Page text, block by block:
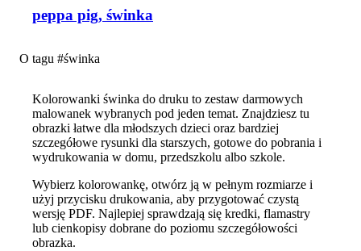
peppa pig, świnka
O tagu #świnka
Kolorowanki świnka do druku to zestaw darmowych
malowanek wybranych pod jeden temat. Znajdziesz tu
obrazki łatwe dla młodszych dzieci oraz bardziej
szczegółowe rysunki dla starszych, gotowe do pobrania i
wydrukowania w domu, przedszkolu albo szkole.
Wybierz kolorowankę, otwórz ją w pełnym rozmiarze i
użyj przycisku drukowania, aby przygotować czystą
wersję PDF. Najlepiej sprawdzają się kredki, flamastry
lub cienkopisy dobrane do poziomu szczegółowości
obrazka.